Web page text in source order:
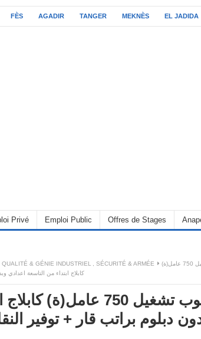
FÈS AGADIR TANGER MEKNÈS EL JADIDA
Privé Emploi Public Offres de Stages
QUALITÉ & GÉNIE INDUSTRIEL SÉCURITÉ & ARMÉE
مطلوب تشغيل 750 عامل(ة)
كابلاج ابتداء من التاسعة اعدادي
مطلوب تشغيل 750
دبلوم براتب قار + توفير